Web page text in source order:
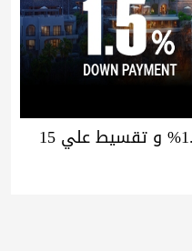
عرض لفترة محدودة مقدم 1.5% و تقسيط علي 15